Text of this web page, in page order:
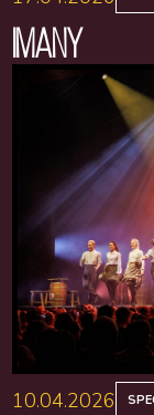
IMANY
10.04.2026